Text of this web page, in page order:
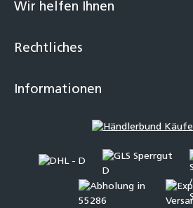
Wir helfen Ihnen
Rechtliches
Informationen